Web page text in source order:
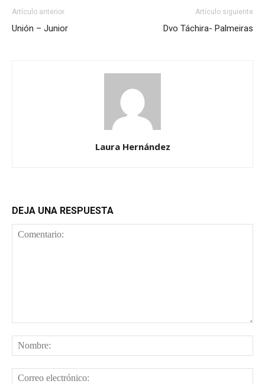
Artículo anterior
Unión – Junior
Artículo siguiente
Dvo Táchira- Palmeiras
Laura Hernández
DEJA UNA RESPUESTA